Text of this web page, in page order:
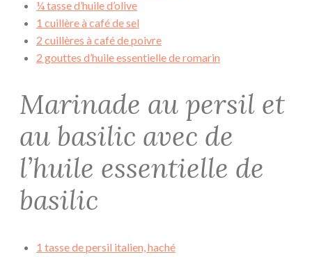
¼ tasse d’huile d’olive
1 cuillère à café de sel
2 cuillères à café de poivre
2 gouttes d’huile essentielle de romarin
Marinade au persil et
au basilic avec de
l’huile essentielle de
basilic
1 tasse de persil italien, haché